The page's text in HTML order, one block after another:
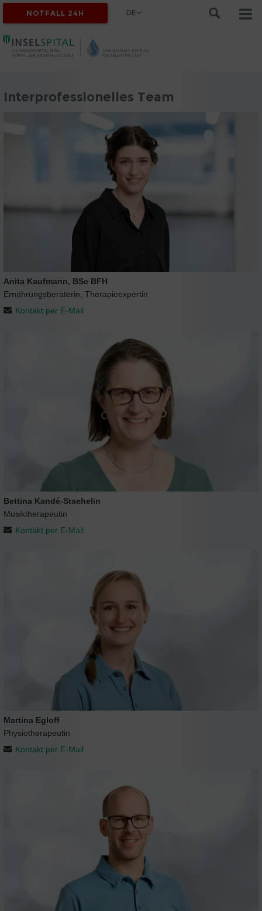
NOTFALL 24H DE
Interprofessionelles Team
Anita Kaufmann, BSc BFH
Ernährungsberaterin, Therapieexpertin
Kontakt per E-Mail
Bettina Kandé-Staehelin
Musiktherapeutin
Kontakt per E-Mail
Martina Egloff
Physiotherapeutin
Kontakt per E-Mail